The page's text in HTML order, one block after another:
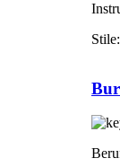
Stile: